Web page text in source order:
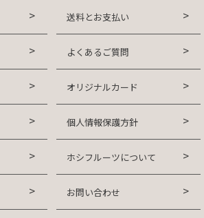
送料とお支払い
よくあるご質問
オリジナルカード
個人情報保護方針
ホシフルーツについて
お問い合わせ